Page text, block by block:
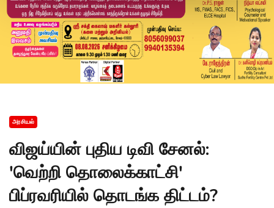
அரசியல்
விஜய்யின் புதிய டிவி சேனல்:
'வெற்றி தொலைக்காட்சி'
பிப்ரவரியில் தொடங்க திட்டம்?